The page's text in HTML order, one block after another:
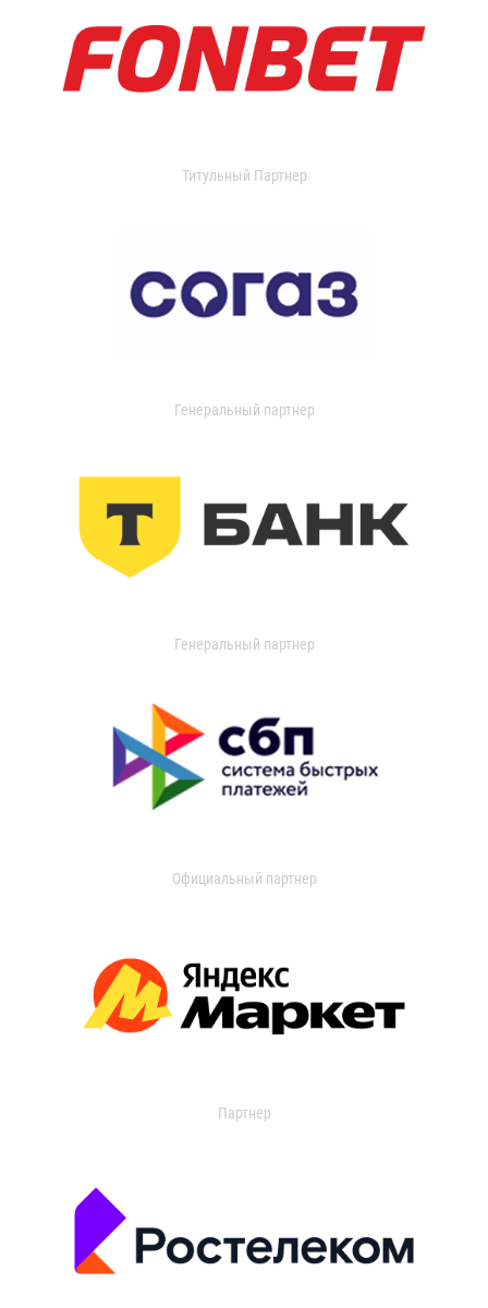
Титульный Партнер
Генеральный партнер
Генеральный партнер
Официальный партнер
Партнер